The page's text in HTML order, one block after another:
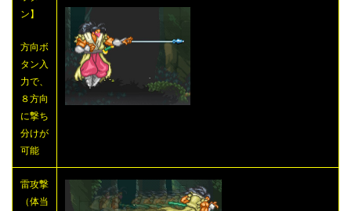
ン】
方向ボ
タン入
力で、
８方向
に撃ち
分けが
可能
雷攻撃
（体当